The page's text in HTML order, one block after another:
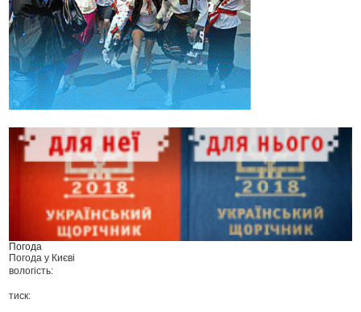
Погода
Погода у Києві
вологість:
тиск: